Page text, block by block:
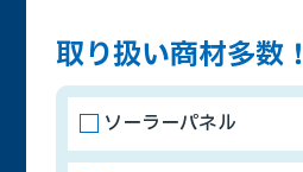
取り扱い商材多数！
ソーラーパネル